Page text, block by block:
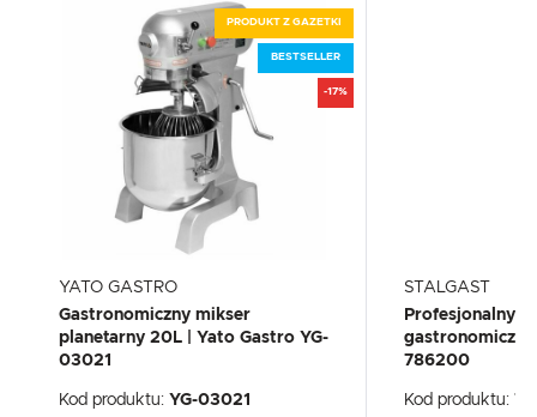
PRODUKT Z GAZETKI
BESTSELLER
-17%
YATO GASTRO
Gastronomiczny mikser
planetarny 20L | Yato Gastro YG-
03021
Kod produktu: YG-03021
STALGAST
Profesjonalny
786200
Kod produktu: